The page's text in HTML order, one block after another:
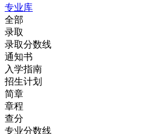
专业库
全部
录取
录取分数线
通知书
入学指南
招生计划
简章
章程
查分
专业分数线